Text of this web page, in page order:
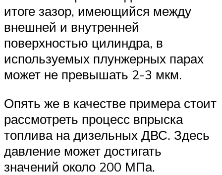
итоге зазор, имеющийся между
внешней и внутренней
поверхностью цилиндра, в
используемых плунжерных парах
может не превышать 2-3 мкм.
Опять же в качестве примера стоит
рассмотреть процесс впрыска
топлива на дизельных ДВС. Здесь
давление может достигать
значений около 200 МПа.